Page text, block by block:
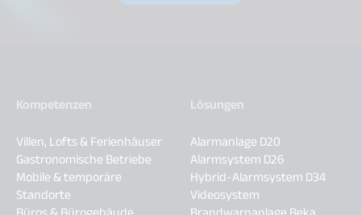
Kompetenzen
Villen, Lofts & Ferienhäuser
Gastronomische Betriebe
Mobile & temporäre
Standorte
Lösungen
Alarmanlage D20
Alarmsystem D26
Hybrid-Alarmsystem D34
Videosystem